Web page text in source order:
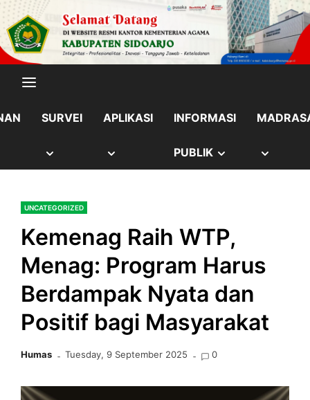
content
Skip
to
content
SURVEI APLIKASI INFORMASI
PUBLIK SHOW
UNCATEGORIZED
Kemenag Raih WTP,
Menag: Program Harus
Berdampak Nyata dan
Positif bagi Masyarakat
Humas Tuesday, 9 September 2025 0